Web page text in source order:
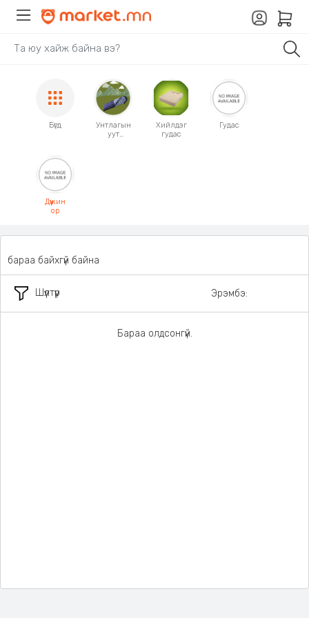
Бүгд
Унтлагын
уут
Хийлдэг
гудас
Гудас
Дүүжин
ор
Шүүлтүүр
бараа байхгүй байна
Эрэмбэ:
Бараа олдсонгүй.